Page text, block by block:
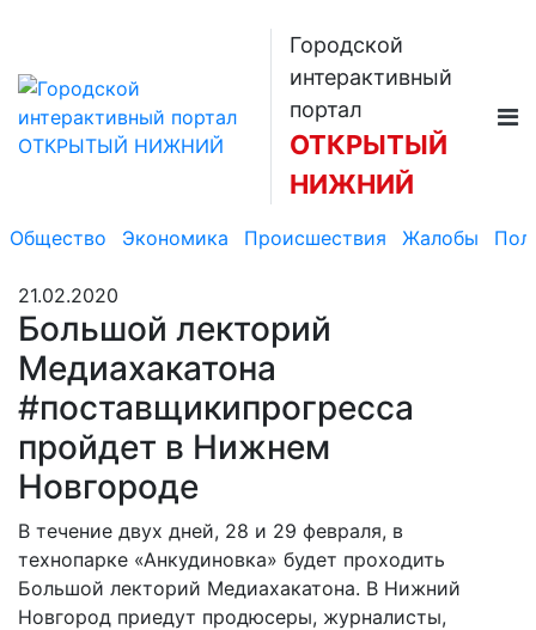
Городской
интерактивный
портал
ОТКРЫТЫЙ
НИЖНИЙ
Общество Экономика Происшествия Жалобы
21.02.2020
Большой лекторий
Медиахакатона
#поставщикипрогресса
пройдет в Нижнем
Новгороде
В течение двух дней, 28 и 29 февраля, в
технопарке «Анкудиновка» будет проходить
Большой лекторий Медиахакатона. В Нижний
Новгород приедут продюсеры, журналисты,